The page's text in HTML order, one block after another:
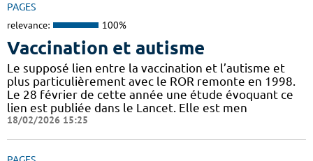
PAGES
relevance: 100%
Vaccination et autisme
Le supposé lien entre la vaccination et l’autisme et
plus particulièrement avec le ROR remonte en 1998.
Le 28 février de cette année une étude évoquant ce
lien est publiée dans le Lancet. Elle est men
18/02/2026 15:25